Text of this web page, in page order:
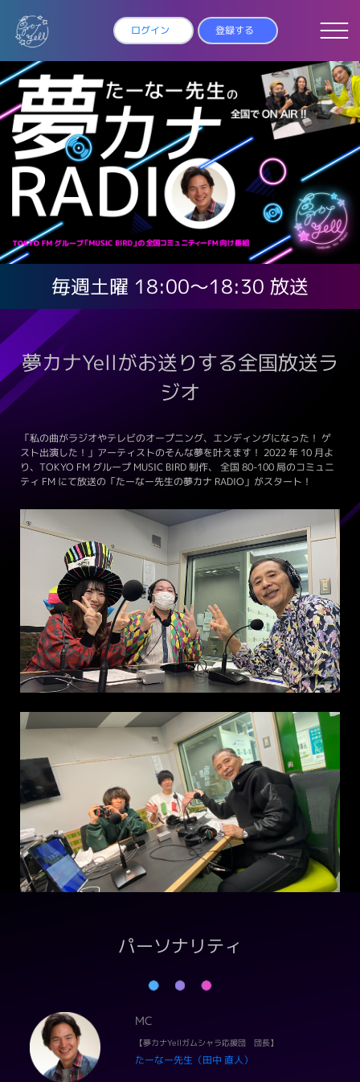
ログイン 登録する
毎週土曜 18:00～18:30 放送
夢カナYellがお送りする全国放送ラ
ジオ
「私の曲がラジオやテレビのオープニング、エンディングになった！ ゲ
スト出演した！」アーティストのそんな夢を叶えます！ 2022 年 10 月よ
り、TOKYO FM グループ MUSIC BIRD 制作、 全国 80-100 局のコミュニ
ティ FM にて放送の「たーなー先生の夢カナ RADIO」がスタート！
パーソナリティ
MC
【夢カナYellガムシャラ応援団 団長】
たーなー先生（田中 直人）